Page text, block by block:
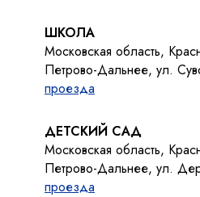
ШКОЛА
Московская область,
Петрово-Дальнее, ул.
проезда
ДЕТСКИЙ САД
Московская область,
Петрово-Дальнее, ул.
проезда